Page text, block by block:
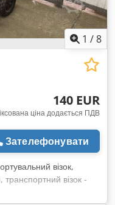
1 /8
140 EUR
ціна додається ПДВ
Зателефонувати
візок,
візок -
Tough System